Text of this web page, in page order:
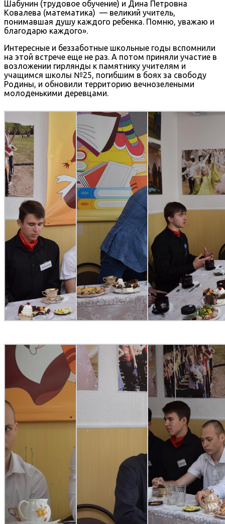
Шабунин (трудовое обучение) и Дина Петровна
Ковалева (математика) — великий учитель,
понимавшая душу каждого ребенка. Помню, уважаю и
благодарю каждого».
Интересные и беззаботные школьные годы вспомнили
на этой встрече еще не раз. А потом приняли участие в
возложении гирлянды к памятнику учителям и
учащимся школы №25, погибшим в боях за свободу
Родины, и обновили территорию вечнозелеными
молоденькими деревцами.